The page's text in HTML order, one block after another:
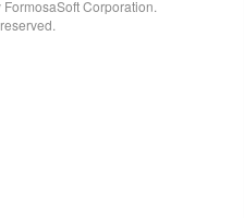
Corporation.